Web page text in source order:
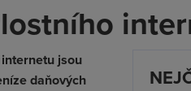
jsou
daňových